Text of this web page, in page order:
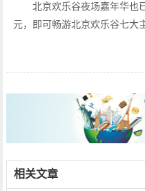
北京欢乐谷夜场嘉年华也已
元，即可畅游北京欢乐谷七大
相关文章